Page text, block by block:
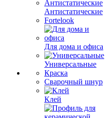
Антистатические
Fortelook
Для дома и офиса
Универсальные
Краска
Сварочный шнур
Клей